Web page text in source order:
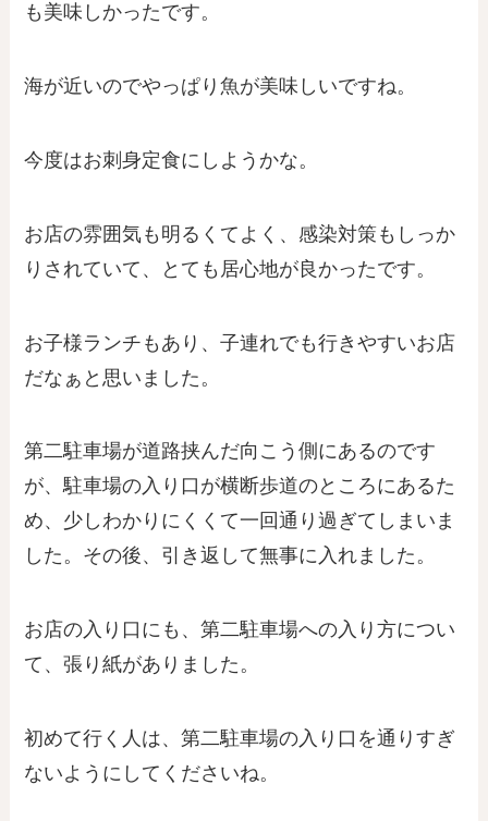
も美味しかったです。
海が近いのでやっぱり魚が美味しいですね。
今度はお刺身定食にしようかな。
お店の雰囲気も明るくてよく、感染対策もしっか
りされていて、とても居心地が良かったです。
お子様ランチもあり、子連れでも行きやすいお店
だなぁと思いました。
第二駐車場が道路挟んだ向こう側にあるのです
が、駐車場の入り口が横断歩道のところにあるた
め、少しわかりにくくて一回通り過ぎてしまいま
した。その後、引き返して無事に入れました。
お店の入り口にも、第二駐車場への入り方につい
て、張り紙がありました。
初めて行く人は、第二駐車場の入り口を通りすぎ
ないようにしてくださいね。